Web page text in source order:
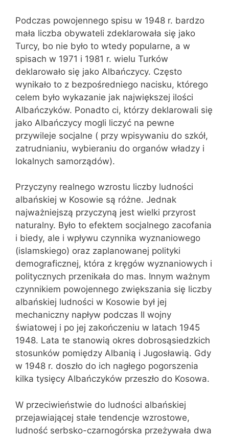
Podczas powojennego spisu w 1948 r. bardzo
mała liczba obywateli zdeklarowała się jako
Turcy, bo nie było to wtedy popularne, a w
spisach w 1971 i 1981 r. wielu Turków
deklarowało się jako Albańczycy. Często
wynikało to z bezpośredniego nacisku, którego
celem było wykazanie jak największej ilości
Albańczyków. Ponadto ci, którzy deklarowali się
jako Albańczycy mogli liczyć na pewne
przywileje socjalne ( przy wpisywaniu do szkół,
zatrudnianiu, wybieraniu do organów władzy i
lokalnych samorządów).
Przyczyny realnego wzrostu liczby ludności
albańskiej w Kosowie są różne. Jednak
najważniejszą przyczyną jest wielki przyrost
naturalny. Było to efektem socjalnego zacofania
i biedy, ale i wpływu czynnika wyznaniowego
(islamskiego) oraz zaplanowanej polityki
demograficznej, która z kręgów wyznaniowych i
politycznych przenikała do mas. Innym ważnym
czynnikiem powojennego zwiększania się liczby
albańskiej ludności w Kosowie był jej
mechaniczny napływ podczas II wojny
światowej i po jej zakończeniu w latach 1945 
1948. Lata te stanowią okres dobrosąsiedzkich
stosunków pomiędzy Albanią i Jugosławią. Gdy
w 1948 r. doszło do ich nagłego pogorszenia
kilka tysięcy Albańczyków przeszło do Kosowa.
W przeciwieństwie do ludności albańskiej
przejawiającej stałe tendencje wzrostowe,
ludność serbsko-czarnogórska przeżywała dwa